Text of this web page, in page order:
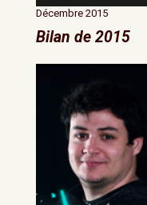
Décembre 2015
Bilan de 2015